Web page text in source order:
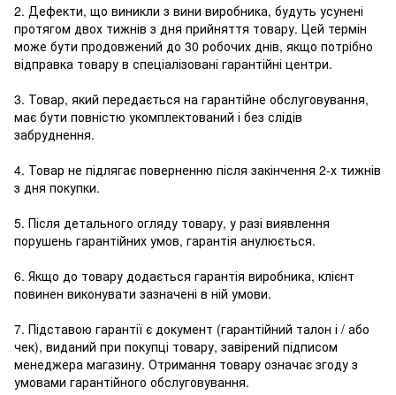
2. Дефекти, що виникли з вини виробника, будуть усунені
протягом двох тижнів з дня прийняття товару. Цей термін
може бути продовжений до 30 робочих днів, якщо потрібно
відправка товару в спеціалізовані гарантійні центри.
3. Товар, який передається на гарантійне обслуговування,
має бути повністю укомплектований і без слідів
забруднення.
4. Товар не підлягає поверненню після закінчення 2-х тижнів
з дня покупки.
5. Після детального огляду товару, у разі виявлення
порушень гарантійних умов, гарантія анулюється.
6. Якщо до товару додається гарантія виробника, клієнт
повинен виконувати зазначені в ній умови.
7. Підставою гарантії є документ (гарантійний талон і / або
чек), виданий при покупці товару, завірений підписом
менеджера магазину. Отримання товару означає згоду з
умовами гарантійного обслуговування.